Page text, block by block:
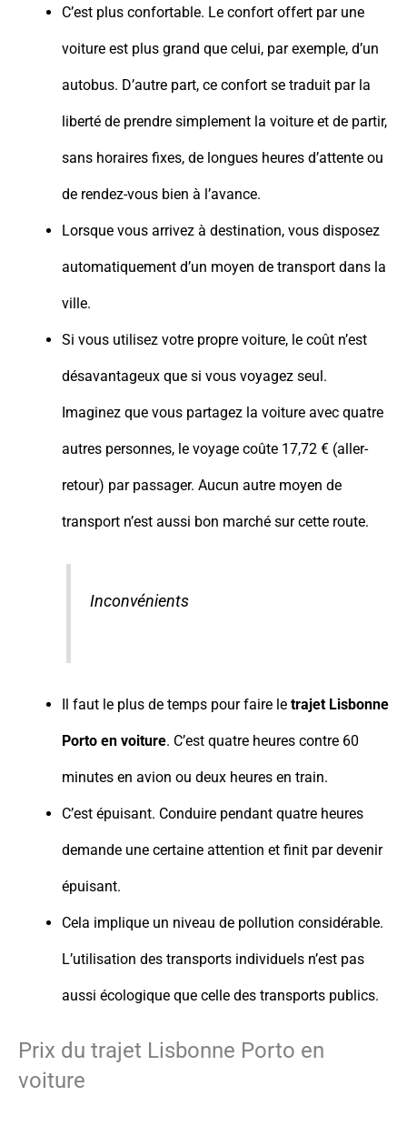
C’est plus confortable. Le confort offert par une
voiture est plus grand que celui, par exemple, d’un
autobus. D’autre part, ce confort se traduit par la
liberté de prendre simplement la voiture et de partir,
sans horaires fixes, de longues heures d’attente ou
de rendez-vous bien à l’avance.
Lorsque vous arrivez à destination, vous disposez
automatiquement d’un moyen de transport dans la
ville.
Si vous utilisez votre propre voiture, le coût n’est
désavantageux que si vous voyagez seul.
Imaginez que vous partagez la voiture avec quatre
autres personnes, le voyage coûte 17,72 € (aller-
retour) par passager. Aucun autre moyen de
transport n’est aussi bon marché sur cette route.
Inconvénients
Il faut le plus de temps pour faire le trajet Lisbonne
Porto en voiture. C’est quatre heures contre 60
minutes en avion ou deux heures en train.
C’est épuisant. Conduire pendant quatre heures
demande une certaine attention et finit par devenir
épuisant.
Cela implique un niveau de pollution considérable.
L’utilisation des transports individuels n’est pas
aussi écologique que celle des transports publics.
Prix du trajet Lisbonne Porto en
voiture